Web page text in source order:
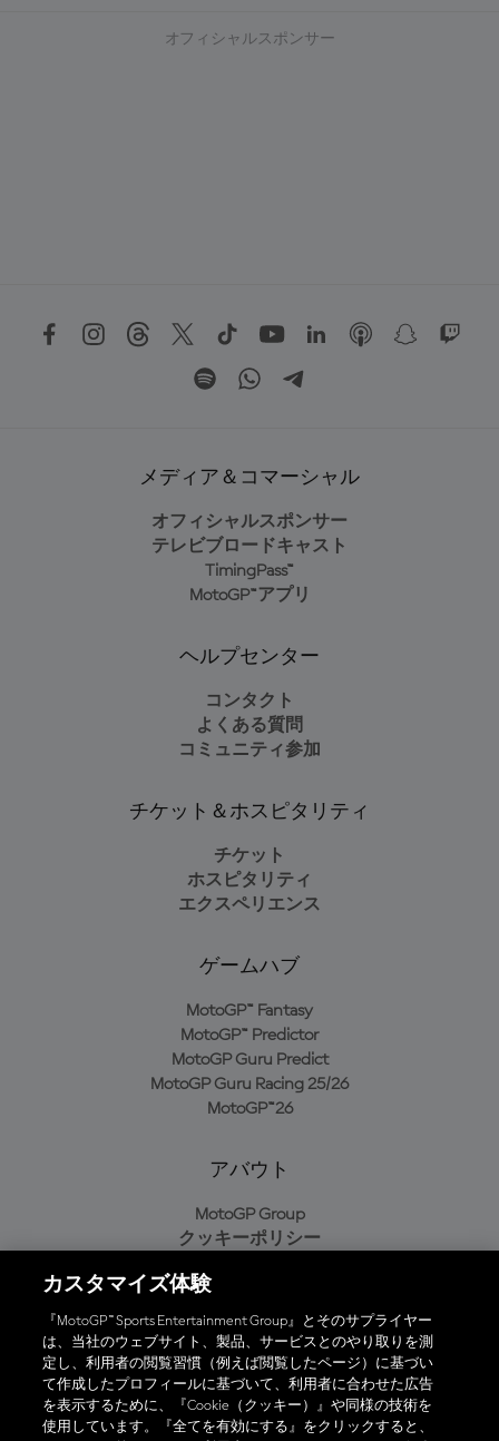
オフィシャルスポンサー
メディア＆コマーシャル
オフィシャルスポンサー
テレビブロードキャスト
TimingPass™
MotoGP™アプリ
ヘルプセンター
コンタクト
よくある質問
コミュニティ参加
チケット＆ホスピタリティ
チケット
ホスピタリティ
エクスペリエンス
ゲームハブ
MotoGP™ Fantasy
MotoGP™ Predictor
MotoGP Guru Predict
MotoGP Guru Racing 25/26
MotoGP™26
アバウト
MotoGP Group
クッキーポリシー
プライバシーポリシー
購入ポリシー
オフィシャルアプリ
カスタマイズ体験
『MotoGP™ Sports Entertainment Group』とそのサプライヤー
は、当社のウェブサイト、製品、サービスとのやり取りを測
定し、利用者の閲覧習慣（例えば閲覧したページ）に基づい
て作成したプロフィールに基づいて、利用者に合わせた広告
を表示するために、『Cookie（クッキー）』や同様の技術を
使用しています。『全てを有効にする』をクリックすると、